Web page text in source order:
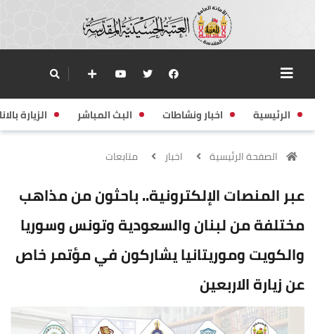
الرئيسية اخبار ونشاطات البث المباشر الزيارة
الصفحة الرئيسية اخبار متابعات
عبر المنصات الإلكترونية.. باحثون من مذاهب
مختلفة من لبنان والسعودية وتونس وسوريا
والكويت وموريتانيا يشاركون في مؤتمر خاص
عن زيارة الاربعين